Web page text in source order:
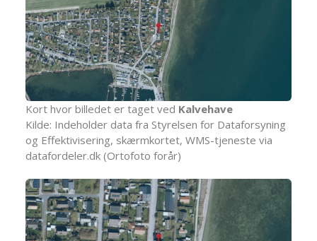
Kort hvor billedet er taget ved Kalvehave
Kilde: Indeholder data fra Styrelsen for Dataforsyning
og Effektivisering, skærmkortet, WMS-tjeneste via
datafordeler.dk (Ortofoto forår)